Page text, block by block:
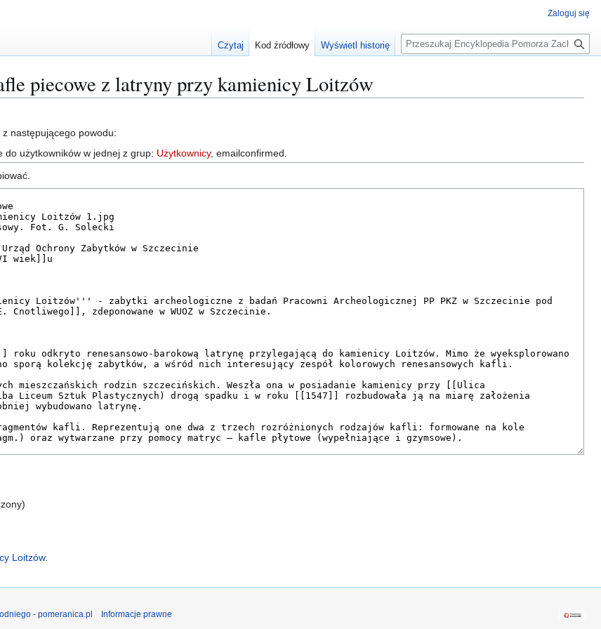
piecowe z latryny przy kamienicy Loitzów
następującego powodu:
do użytkowników w jednej z grup: Użytkownicy, emailconfirmed.
Loitzów.
Zaloguj się
Czytaj Kod źródłowy Wyświetl historię
S
z
a
- pomeranica.pl Informacje prawne